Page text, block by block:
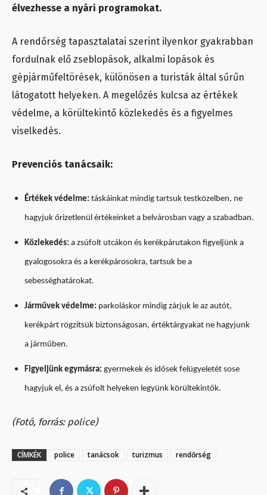
élvezhesse a nyári programokat.
A rendőrség tapasztalatai szerint ilyenkor gyakrabban
fordulnak elő zseblopások, alkalmi lopások és
gépjárműfeltörések, különösen a turisták által sűrűn
látogatott helyeken. A megelőzés kulcsa az értékek
védelme, a körültekintő közlekedés és a figyelmes
viselkedés.
Prevenciós tanácsaik:
Értékek védelme: táskáinkat mindig tartsuk testközelben, ne
hagyjuk őrizetlenül értékeinket a belvárosban vagy a szabadban.
Közlekedés: a zsúfolt utcákon és kerékpárutakon figyeljünk a
gyalogosokra és a kerékpárosokra, tartsuk be a
sebességhatárokat.
Járművek védelme: parkoláskor mindig zárjuk le az autót,
kerékpárt rögzítsük biztonságosan, értéktárgyakat ne hagyjunk
a járműben.
Figyeljünk egymásra: gyermekek és idősek felügyeletét sose
hagyjuk el, és a zsúfolt helyeken legyünk körültekintők.
(Fotó, forrás: police)
CÍMKÉK police tanácsok turizmus rendőrség